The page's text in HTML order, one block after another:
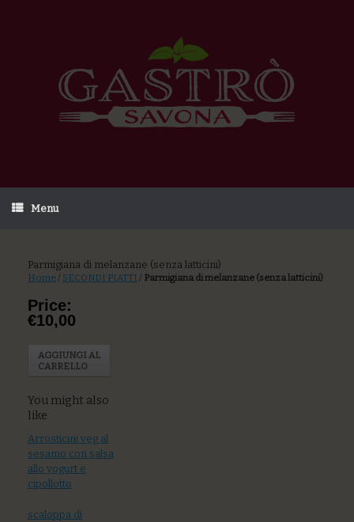
Menu
Parmigiana di melanzane (senza latticini)
Home / SECONDI PIATTI / Parmigiana di melanzane (senza latticini)
Price:
€10,00
AGGIUNGI AL
CARRELLO
You might also
like
Arrosticini veg al
sesamo con salsa
allo yogurt e
cipollotto
scaloppa di